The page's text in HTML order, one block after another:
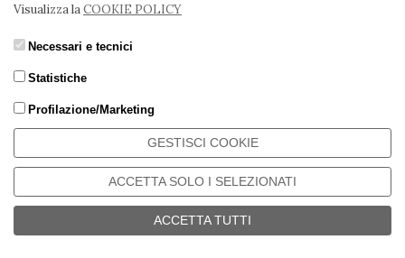
Visualizza laCOOKIE POLICY
Necessari e tecnici
Statistiche
Profilazione/Marketing
GESTISCI COOKIE
ACCETTA SOLO I SELEZIONATI
ACCETTA TUTTI